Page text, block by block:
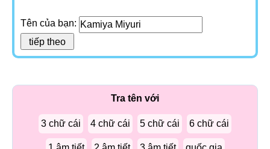
Tên của bạn:
Tra tên với
3 chữ cái 4 chữ cái 5 chữ cái 6 chữ cái